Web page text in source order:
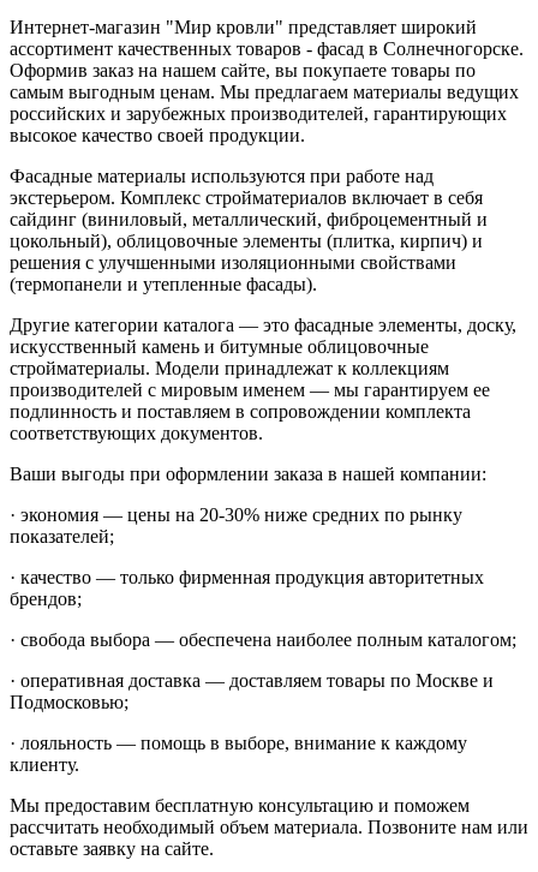
Интернет-магазин "Мир кровли" представляет широкий
ассортимент качественных товаров - фасад в Солнечногорске.
Оформив заказ на нашем сайте, вы покупаете товары по
самым выгодным ценам. Мы предлагаем материалы ведущих
российских и зарубежных производителей, гарантирующих
высокое качество своей продукции.
Фасадные материалы используются при работе над
экстерьером. Комплекс стройматериалов включает в себя
сайдинг (виниловый, металлический, фиброцементный и
цокольный), облицовочные элементы (плитка, кирпич) и
решения с улучшенными изоляционными свойствами
(термопанели и утепленные фасады).
Другие категории каталога — это фасадные элементы, доску,
искусственный камень и битумные облицовочные
стройматериалы. Модели принадлежат к коллекциям
производителей с мировым именем — мы гарантируем ее
подлинность и поставляем в сопровождении комплекта
соответствующих документов.
Ваши выгоды при оформлении заказа в нашей компании:
· экономия — цены на 20-30% ниже средних по рынку
показателей;
· качество — только фирменная продукция авторитетных
брендов;
· свобода выбора — обеспечена наиболее полным каталогом;
· оперативная доставка — доставляем товары по Москве и
Подмосковью;
· лояльность — помощь в выборе, внимание к каждому
клиенту.
Мы предоставим бесплатную консультацию и поможем
рассчитать необходимый объем материала. Позвоните нам или
оставьте заявку на сайте.